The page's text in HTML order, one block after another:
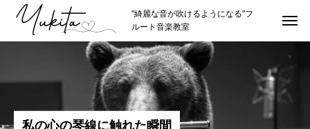
"綺麗な音が吹けるようになる"フ
ルート音楽教室
講師紹介
講師プロフィール
私の心の琴線に触れた瞬間